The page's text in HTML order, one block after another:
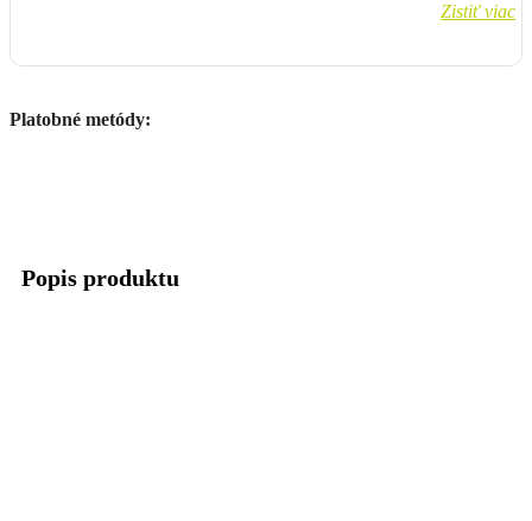
Zistiť viac
Platobné metódy:
Popis produktu